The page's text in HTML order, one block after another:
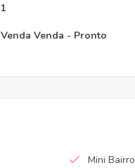
1
Venda Venda - Pronto
Mini Bairro